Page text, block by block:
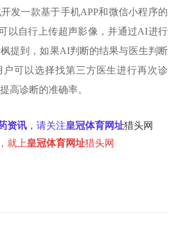
发一款基于手机APP和微信小程序的
以自行上传超声影像，并通过AI进行
提到，如果AI判断的结果与医生判断
户可以选择找第三方医生进行再次诊
高诊断的准确率。
资讯 ，请关注皇冠体育网址猎头网
，就上皇冠体育网址猎头网